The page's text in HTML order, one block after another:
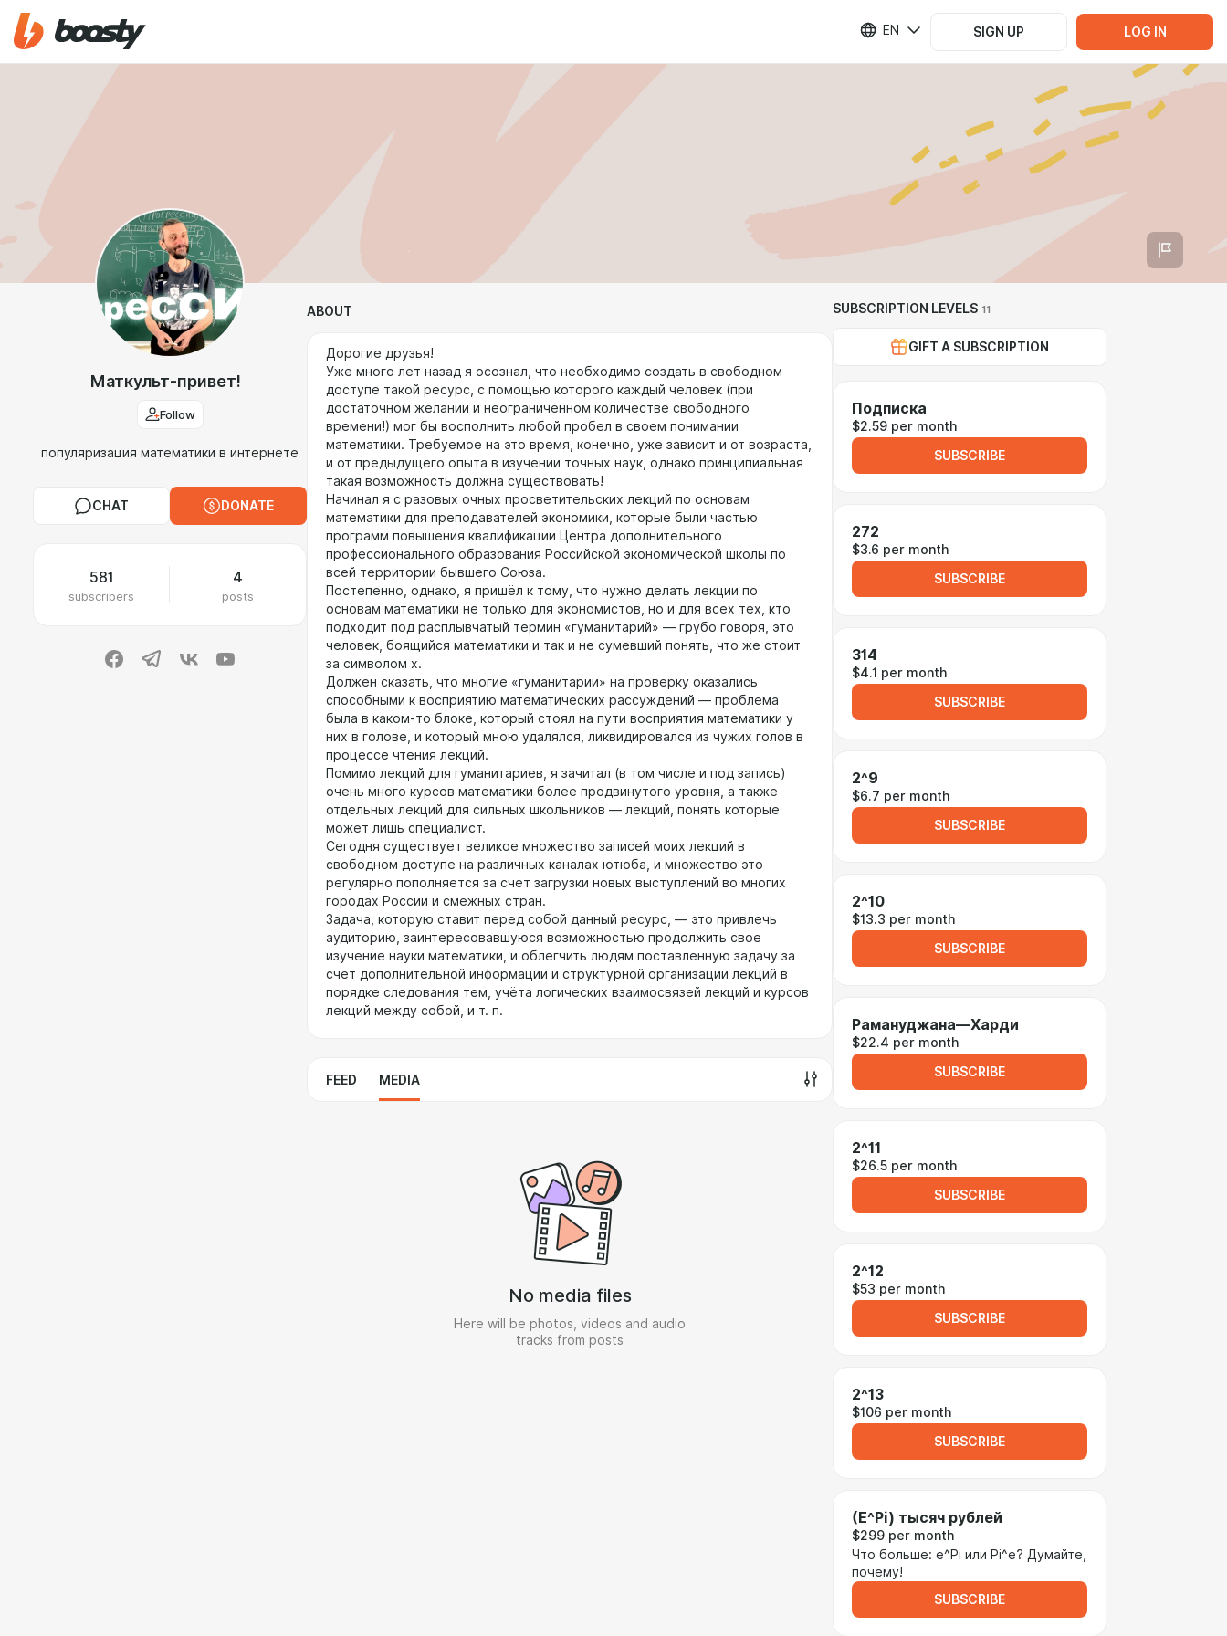
EN SIGN UP LOG IN
Маткульт-привет!
Follow
популяризация математики в интернете
CHAT DONATE
581
subscribers
4
posts
ABOUT
Дорогие друзья!
Уже много лет назад я осознал, что необходимо создать в свободном
доступе такой ресурс, с помощью которого каждый человек (при
достаточном желании и неограниченном количестве свободного
времени!) мог бы восполнить любой пробел в своем понимании
математики. Требуемое на это время, конечно, уже зависит и от возраста,
и от предыдущего опыта в изучении точных наук, однако принципиальная
такая возможность должна существовать!
Начинал я с разовых очных просветительских лекций по основам
математики для преподавателей экономики, которые были частью
программ повышения квалификации Центра дополнительного
профессионального образования Российской экономической школы по
всей территории бывшего Союза.
Постепенно, однако, я пришёл к тому, что нужно делать лекции по
основам математики не только для экономистов, но и для всех тех, кто
подходит под расплывчатый термин «гуманитарий» — грубо говоря, это
человек, боящийся математики и так и не сумевший понять, что же стоит
за символом х.
Должен сказать, что многие «гуманитарии» на проверку оказались
способными к восприятию математических рассуждений — проблема
была в каком-то блоке, который стоял на пути восприятия математики у
них в голове, и который мною удалялся, ликвидировался из чужих голов в
процессе чтения лекций.
Помимо лекций для гуманитариев, я зачитал (в том числе и под запись)
очень много курсов математики более продвинутого уровня, а также
отдельных лекций для сильных школьников — лекций, понять которые
может лишь специалист.
Сегодня существует великое множество записей моих лекций в
свободном доступе на различных каналах ютюба, и множество это
регулярно пополняется за счет загрузки новых выступлений во многих
городах России и смежных стран.
Задача, которую ставит перед собой данный ресурс, — это привлечь
аудиторию, заинтересовавшуюся возможностью продолжить свое
изучение науки математики, и облегчить людям поставленную задачу за
счет дополнительной информации и структурной организации лекций в
порядке следования тем, учёта логических взаимосвязей лекций и курсов
лекций между собой, и т. п.
FEED MEDIA
No media files
Here will be photos, videos and audio
tracks from posts
SUBSCRIPTION LEVELS 11
GIFT A SUBSCRIPTION
Подписка
$2.59 per month
SUBSCRIBE
272
$3.6 per month
SUBSCRIBE
314
$4.1 per month
SUBSCRIBE
2^9
$6.7 per month
SUBSCRIBE
2^10
$13.3 per month
SUBSCRIBE
Рамануджана—Харди
$22.4 per month
SUBSCRIBE
2^11
$26.5 per month
SUBSCRIBE
2^12
$53 per month
SUBSCRIBE
2^13
$106 per month
SUBSCRIBE
(E^Pi) тысяч рублей
$299 per month
Что больше: e^Pi или Pi^e? Думайте,
почему!
SUBSCRIBE